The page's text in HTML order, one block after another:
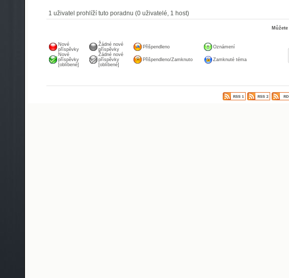
1 uživatel prohlíží tuto poradnu (0 uživatelé, 1 host)
Nové
příspěvky
Žádné nové
příspěvky
Přišpendleno
Oznámení
Nové
příspěvky
[oblíbené]
Žádné nové
příspěvky
[oblíbené]
Přišpendleno/Zamknuto Zamknuté téma
Můžete